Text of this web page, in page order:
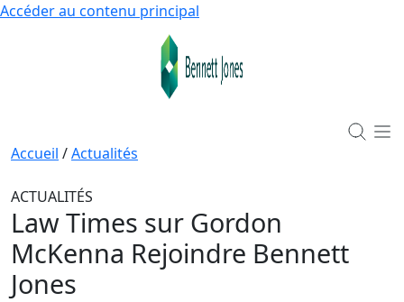
Accéder au contenu principal
Accueil /Actualités
ACTUALITÉS
Law Times sur Gordon
McKenna Rejoindre Bennett
Jones